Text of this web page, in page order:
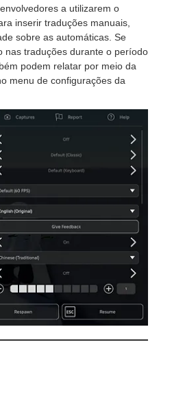
a utilizarem o
inserir traduções manuais,
sobre as automáticas. Se
nas traduções durante o período
podem relatar por meio da
menu de configurações da